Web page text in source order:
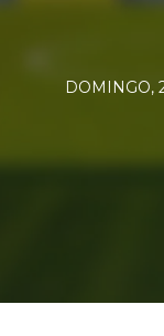
Ligue
DOMINGO,